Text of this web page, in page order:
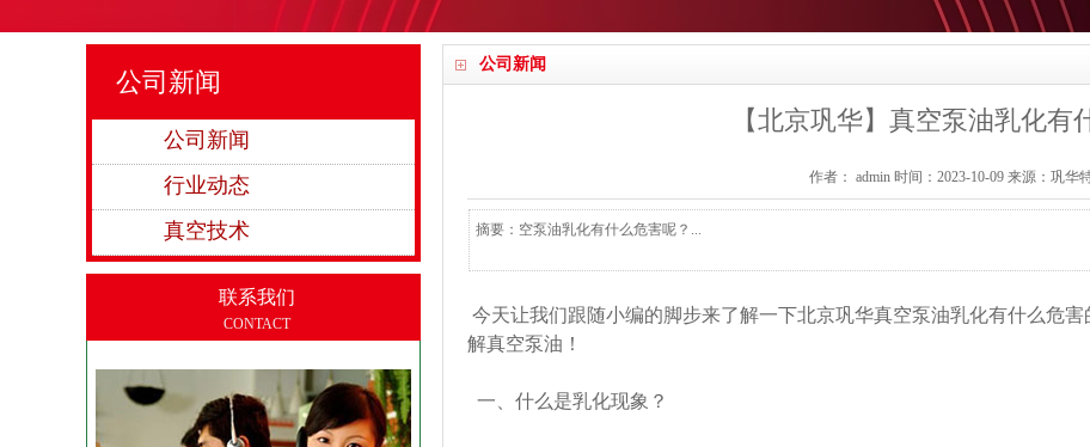
公司新闻
【北京巩华】真空泵油乳化有
作者： admin 时间：2023-10-09 来源：巩华
摘要：空泵油乳化有什么危害呢？...
今天让我们跟随小编的脚步来了解一下北京巩华真空泵油乳化有什么危
解真空泵油！
一、什么是乳化现象？
公司新闻
公司新闻
行业动态
真空技术
联系我们
CONTACT